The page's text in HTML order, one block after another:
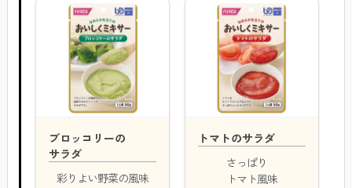
ブロッコリーの
サラダ
彩りよい野菜の風味
トマトのサラダ
さっぱり
トマト風味